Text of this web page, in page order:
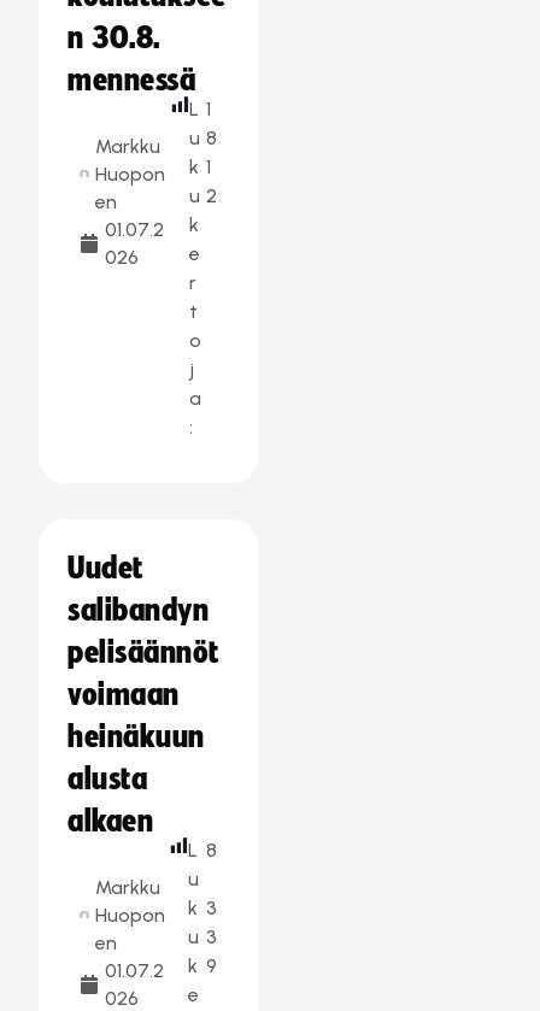
n 30.8.
mennessä
Markku
Huopon
en
01.07.2
026
L
u
k
u
k
e
r
t
o
j
a
:
1
8
1
2
Uudet
salibandyn
pelisäännöt
voimaan
heinäkuun
alusta
alkaen
Markku
Huopon
en
01.07.2
026
L
u
k
u
k
e
8
3
3
9